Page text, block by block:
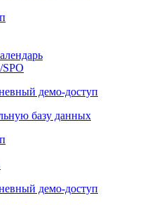
демо-доступ
базу данных
демо-доступ